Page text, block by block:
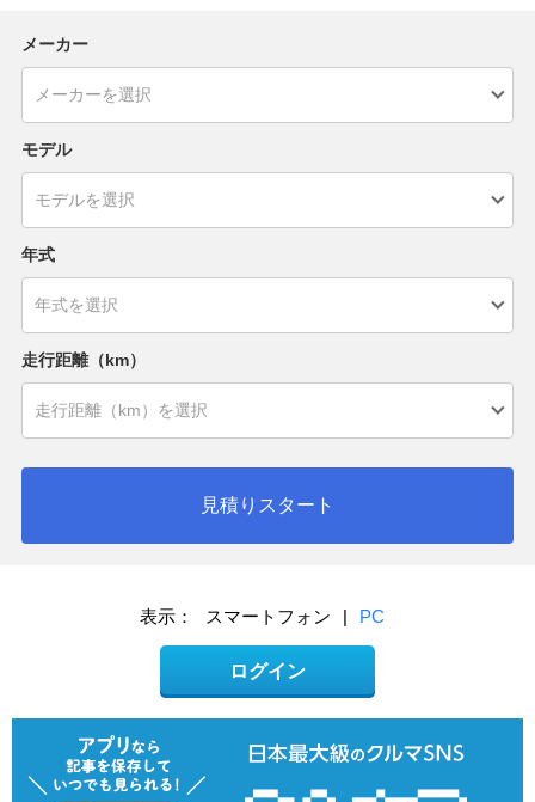
メーカー
モデル
年式
走行距離（km）
見積りスタート
表示： スマートフォン | PC
ログイン